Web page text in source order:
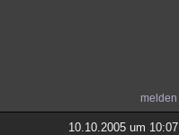
melden
10.10.2005 um 10:07